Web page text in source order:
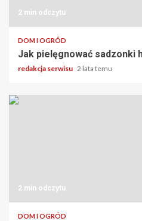
2 min odczytu
DOM I OGRÓD
Jak pielęgnować sadzonki
redakcja serwisu 2 lata temu
2 min odczytu
DOM I OGRÓD